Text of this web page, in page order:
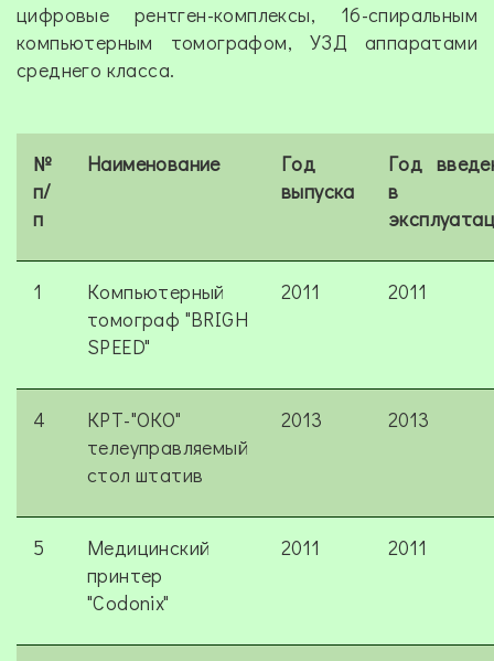
цифровые рентген-комплексы, 16-спиральным
компьютерным томографом, УЗД аппаратами
среднего класса.
№
п/
п
Наименование
Год
выпуска
Год
в
1
Компьютерный
томограф "BRIGH
SPEED"
2011 2011
4
КРТ-"ОКО"
телеуправляемый
стол штатив
2013 2013
5
Медицинский
принтер
"Codonix"
2011 2011